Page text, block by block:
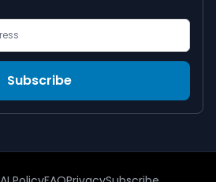
Subscribe